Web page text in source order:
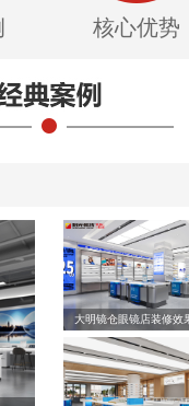
核心优势
大明镜仓眼镜店装修效